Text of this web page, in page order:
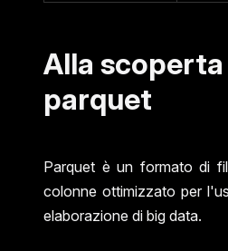
Alla scoperta
parquet
Parquet è un formato di
colonne ottimizzato per
elaborazione di big data.